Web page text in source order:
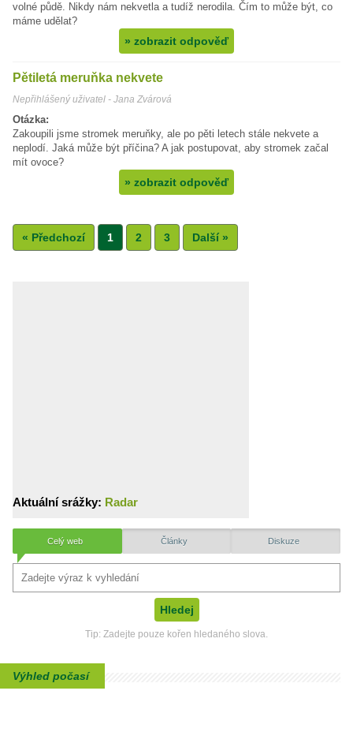
volné půdě. Nikdy nám nekvetla a tudíž nerodila. Čím to může být, co
máme udělat?
» zobrazit odpověď
Pětiletá meruňka nekvete
Nepřihlášený uživatel - Jana Zvárová
Otázka:
Zakoupili jsme stromek meruňky, ale po pěti letech stále nekvete a
neplodí. Jaká může být příčina? A jak postupovat, aby stromek začal
mít ovoce?
» zobrazit odpověď
« Předchozí 1 2 3 Další »
Aktuální srážky: Radar
Celý web Články Diskuze
Tip: Zadejte pouze kořen hledaného slova.
Výhled počasí